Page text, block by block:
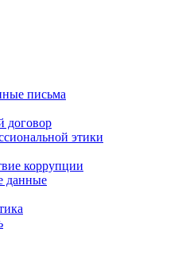
письма
договор
этики
коррупции
данные